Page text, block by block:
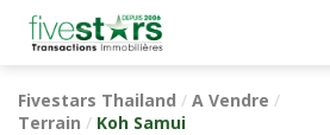
Fivestars Thailand / A Vendre /
Terrain / Koh Samui